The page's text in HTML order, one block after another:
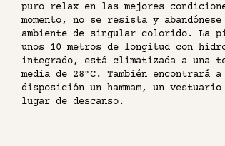
SPA CON
BAR DE
puro relax en las mejores
momento, no se resista y
ambiente de singular colorido. La
unos 10 metros de longitud con
integrado, está climatizada a una
media de 28°C. También encontrará a
disposición un hammam, un
lugar de descanso.